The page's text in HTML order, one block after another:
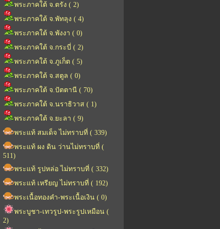
พระภาคใต้ จ.ตรัง ( 2)
พระภาคใต้ จ.พัทลุง ( 4)
พระภาคใต้ จ.พังงา ( 0)
พระภาคใต้ จ.กระบี่ ( 2)
พระภาคใต้ จ.ภูเก็ต ( 5)
พระภาคใต้ จ.สตูล ( 0)
พระภาคใต้ จ.ปัตตานี ( 70)
พระภาคใต้ จ.นราธิวาส ( 1)
พระภาคใต้ จ.ยะลา ( 9)
พระแท้ สมเด็จ ไม่ทราบที่ ( 339)
พระแท้ ผง ดิน ว่านไม่ทราบที่ (
511)
พระแท้ รูปหล่อ ไม่ทราบที่ ( 332)
พระแท้ เหรียญ ไม่ทราบที่ ( 192)
พระเนื้อทองคำ-พระเนื้อเงิน ( 0)
พระบูชา-เทวรูป-พระรูปเหมือน (
2)